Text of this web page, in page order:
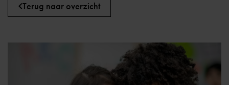
Terug naar overzicht